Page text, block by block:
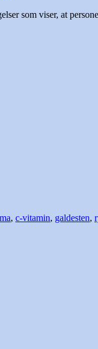
som viser, at
, c-vitamin, galdesten,